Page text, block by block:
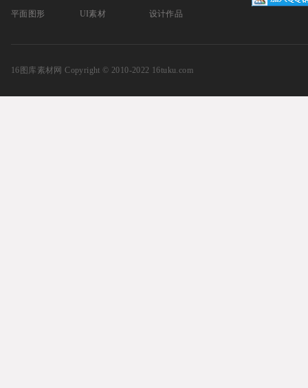
平面图形 UI素材 设计作品
16图库素材网 Copyright © 2010-2022 16tuku.com